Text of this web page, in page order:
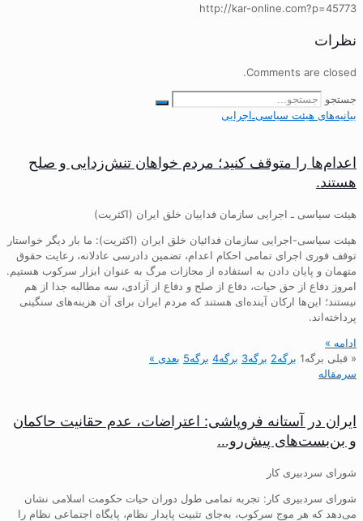
http://kar-online.com?p=45773
نظرات
Comments are closed.
جستجو
بیانیه‌های هیئت‌ سیاسی‌ـ‌اجرایی
اعدام‌ها را متوقف کنید؛ مردم خواهان تنش‌زدایی و صلح
هستند.
هیئت سیاسی ـ اجرایی سازمان فداییان خلق ایران (اکثریت)
هیئت سیاسی-اجرایی سازمان فدائیان خلق ایران (اکثریت): ما بار دیگر خواستار
توقف فوری اجرای تمامی احکام اعدام، تضمین دادرسی عادلانه، رعایت حقوق
متهمان و پایان دادن به استفاده از مجازات مرگ به عنوان ابزار سرکوب هستیم.
امروز دفاع از حق حیات، دفاع از صلح و دفاع از آزادی، سه مطالبه جدا از هم
نیستند؛ این‌ها ارکان آینده‌ای هستند که مردم ایران برای آن هزینه‌های سنگینی
پرداخته‌اند.
ادامه »
« قبلی برگه1 برگه2 برگه3 برگه4 برگه5 بعدی »
سرمقاله
ایران در آستانه فروپاشی: اعتراضات، عدم حقانیت حاکمان
و بن‌بست‌های پیش‌رو…
شورای سردبیری کار
شورای سردبیری کار: تجربه تمامی طول دوران حیات حکومت اسلامی نشان
می‌دهد که هر موج سرکوب، به‌جای تثبیت پایدار نظام، پایگاه اجتماعی نظام را